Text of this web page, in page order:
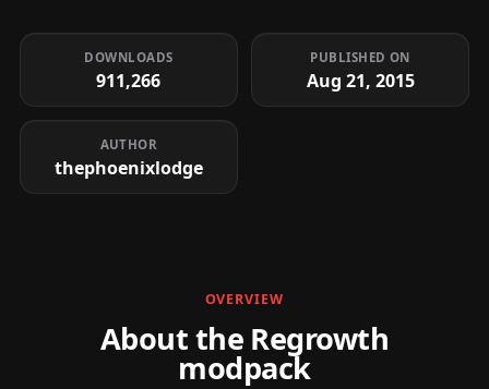
DOWNLOADS
911,266
PUBLISHED ON
Aug 21, 2015
AUTHOR
thephoenixlodge
OVERVIEW
About the Regrowth
modpack